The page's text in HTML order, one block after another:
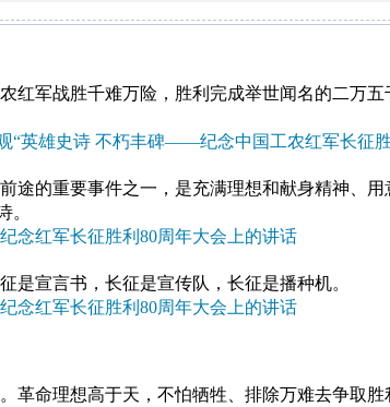
红军战胜千难万险，胜利完成举世闻名的二万
“英雄史诗 不朽丰碑——纪念中国工农红军长征
途的重要事件之一，是充满理想和献身精神、
。
念红军长征胜利80周年大会上的讲话
是宣言书，长征是宣传队，长征是播种机。
念红军长征胜利80周年大会上的讲话
革命理想高于天，不怕牺牲、排除万难去争取